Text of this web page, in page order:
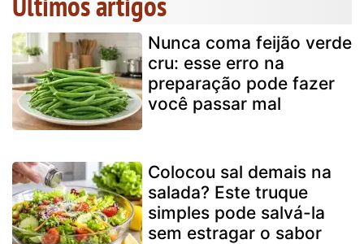
Nunca coma feijão verde
cru: esse erro na
preparação pode fazer
você passar mal
Colocou sal demais na
salada? Este truque
simples pode salvá-la
sem estragar o sabor